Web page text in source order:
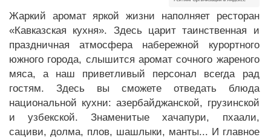
Жаркий аромат яркой жизни наполняет ресторан
«Кавказская кухня». Здесь царит таинственная и
праздничная атмосфера набережной курортного
южного города, слышится аромат сочного жареного
мяса, а наш приветливый персонал всегда рад
гостям. Здесь вы сможете отведать блюда
национальной кухни: азербайджанской, грузинской
и узбекской. Знаменитые хачапури, пхаали,
сациви, долма, плов, шашлыки, манты... И главное